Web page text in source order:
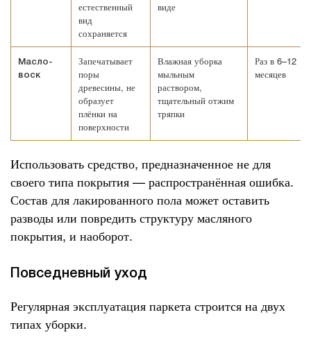
естественный
вид
сохраняется
виде
Масло-
воск
Запечатывает
поры
древесины, не
образует
плёнки на
поверхности
Влажная уборка
мыльным
раствором,
тщательный отжим
тряпки
Раз в 6–12
месяцев
Использовать средство, предназначенное не для
своего типа покрытия — распространённая ошибка.
Состав для лакированного пола может оставить
разводы или повредить структуру масляного
покрытия, и наоборот.
Повседневный уход
Регулярная эксплуатация паркета строится на двух
типах уборки.